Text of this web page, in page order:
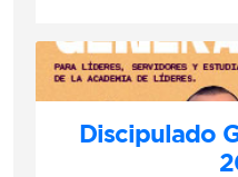
Discipulado